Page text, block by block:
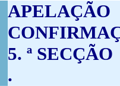
APELAÇÃO
5. ª SECÇÃO
.